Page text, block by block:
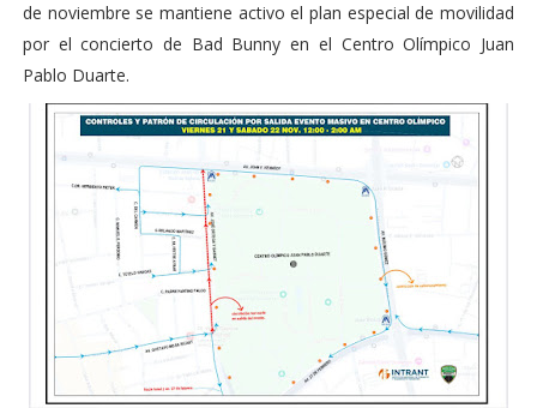
de noviembre se mantiene activo el plan especial de movilidad
por el concierto de Bad Bunny en el Centro Olímpico Juan
Pablo Duarte.